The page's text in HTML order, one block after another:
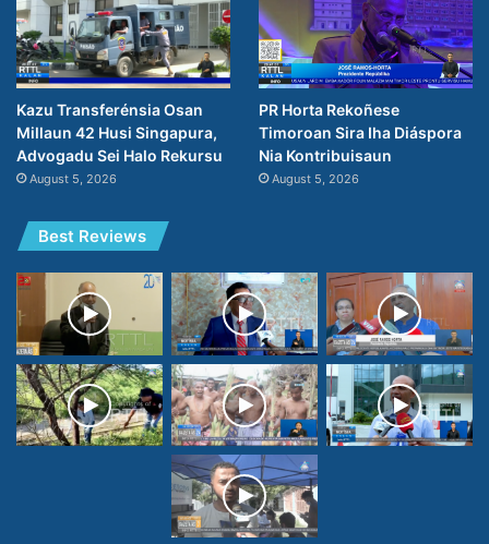
Kazu Transferénsia Osan
Millaun 42 Husi Singapura,
Advogadu Sei Halo Rekursu
August 5, 2026
PR Horta Rekoñese
Timoroan Sira Iha Diáspora
Nia Kontribuisaun
August 5, 2026
Best Reviews